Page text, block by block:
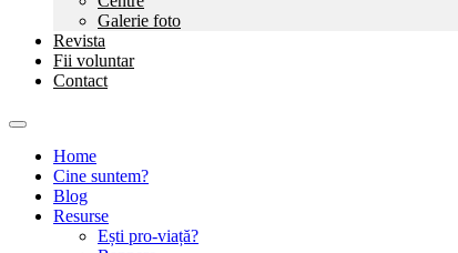
Galerie foto
Revista
Fii voluntar
Contact
Home
Cine suntem?
Blog
Resurse
Ești pro-viață?